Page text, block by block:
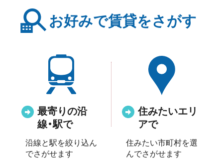
お好みで賃貸をさがす
最寄りの沿
線・駅で
沿線と駅を絞り込ん
でさがせます
住みたいエリ
アで
住みたい市町村を選
んでさがせます